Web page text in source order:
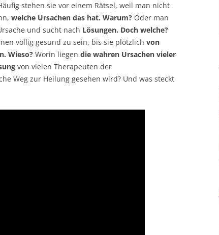
stehen sie vor einem Rätsel, weil man nicht
welche Ursachen das hat. Warum? Oder man
und sucht nach Lösungen. Doch welche?
völlig gesund zu sein, bis sie plötzlich von
Wieso? Worin liegen die wahren Ursachen vieler
von vielen Therapeuten der
Weg zur Heilung gesehen wird? Und was steckt